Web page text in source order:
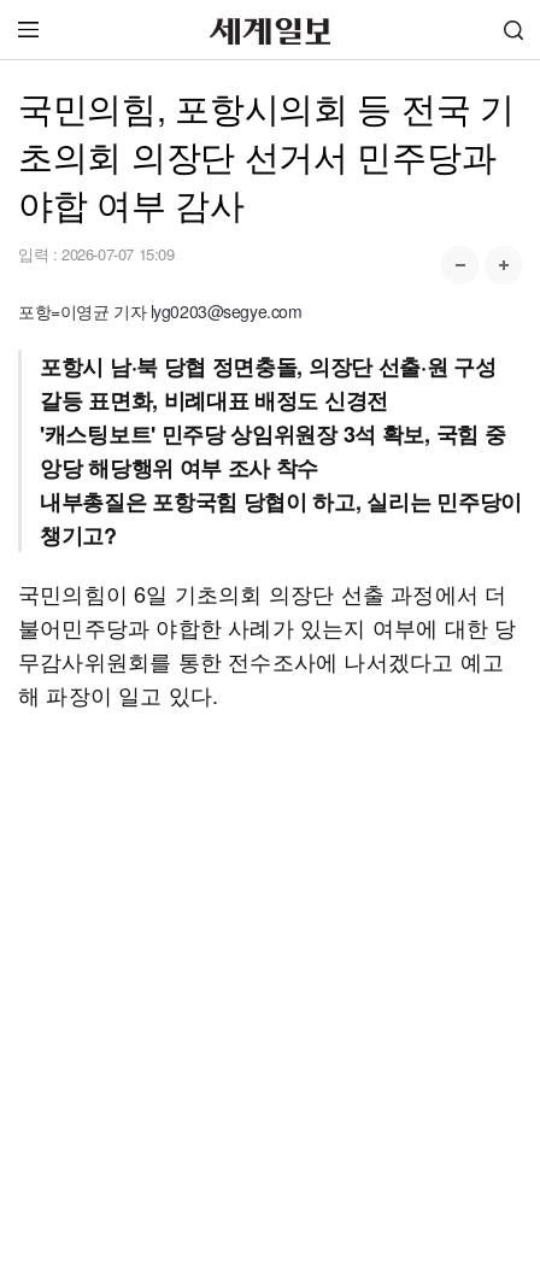
국민의힘, 포항시의회 등 전국 기
초의회 의장단 선거서 민주당과
야합 여부 감사
입력 : 2026-07-07 15:09
포항=이영균 기자 lyg0203@segye.com
포항시 남·북 당협 정면충돌, 의장단 선출·원 구성
갈등 표면화, 비례대표 배정도 신경전
'캐스팅보트' 민주당 상임위원장 3석 확보, 국힘 중
앙당 해당행위 여부 조사 착수
내부총질은 포항국힘 당협이 하고, 실리는 민주당이
챙기고?
국민의힘이 6일 기초의회 의장단 선출 과정에서 더
불어민주당과 야합한 사례가 있는지 여부에 대한 당
무감사위원회를 통한 전수조사에 나서겠다고 예고
해 파장이 일고 있다.